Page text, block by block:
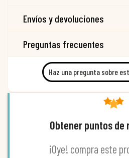
Envíos y devoluciones
Preguntas frecuentes
Haz una pregunta sobre
Obtener puntos de
¡Oye! compra este